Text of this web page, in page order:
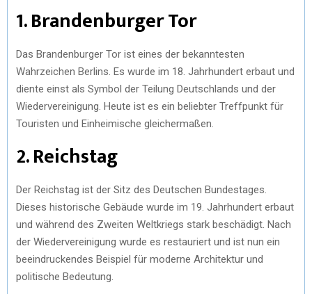
1. Brandenburger Tor
Das Brandenburger Tor ist eines der bekanntesten
Wahrzeichen Berlins. Es wurde im 18. Jahrhundert erbaut und
diente einst als Symbol der Teilung Deutschlands und der
Wiedervereinigung. Heute ist es ein beliebter Treffpunkt für
Touristen und Einheimische gleichermaßen.
2. Reichstag
Der Reichstag ist der Sitz des Deutschen Bundestages.
Dieses historische Gebäude wurde im 19. Jahrhundert erbaut
und während des Zweiten Weltkriegs stark beschädigt. Nach
der Wiedervereinigung wurde es restauriert und ist nun ein
beeindruckendes Beispiel für moderne Architektur und
politische Bedeutung.